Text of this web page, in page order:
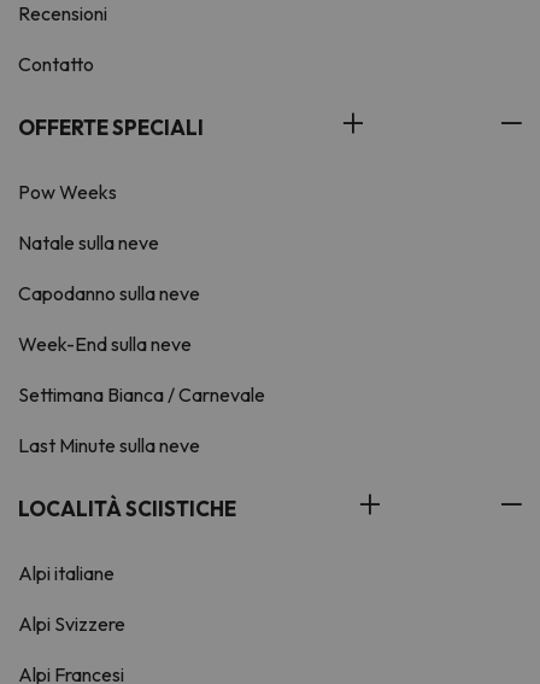
Recensioni
Contatto
OFFERTE SPECIALI
Pow Weeks
Natale sulla neve
Capodanno sulla neve
Week-End sulla neve
Settimana Bianca / Carnevale
Last Minute sulla neve
LOCALITÀ SCIISTICHE
Alpi italiane
Alpi Svizzere
Alpi Francesi